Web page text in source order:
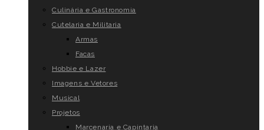
Culinária e Gastronomia
Cutelaria e Militaria
Armas
Facas
Hobbie e Lazer
Imagens e Vetores
Musical
Projetos
Marcenaria e Capintaria